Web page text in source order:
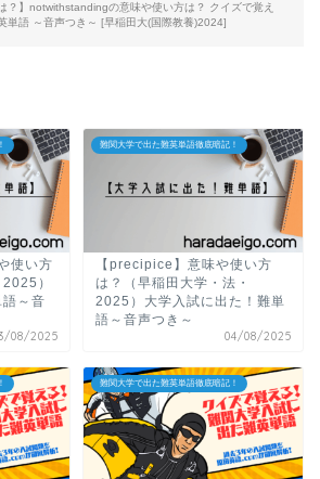
？】notwithstandingの意味や使い方は？ クイズで覚え
単語 ～音声つき～ [早稲田大(国際教養)2024]
使い方
）
～音
08/2025
難関大学で出た難英単語徹底暗記！
【precipice】意味や使い方
は？（早稲田大学・法・
2025）大学入試に出た！難単
語～音声つき～
04/08/2025
難関大学で出た難英単語徹底暗記！